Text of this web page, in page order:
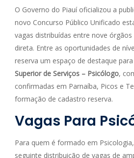
O Governo do Piauí oficializou a
novo Concurso Público Unificado
vagas distribuídas entre nove
direta. Entre as oportunidades de
reserva um espaço de destaque
Superior de Serviços – Psicólogo,
confirmadas em Parnaíba, Picos e
formação de cadastro reserva.
Vagas Para
Para quem é formado em
seguinte distribuição de vagas de